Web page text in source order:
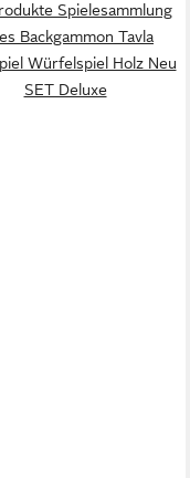
Spielesammlung
Backgammon Tavla
Würfelspiel Holz Neu
SET Deluxe